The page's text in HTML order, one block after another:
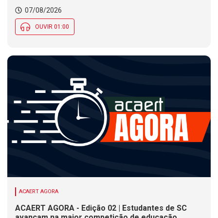
07/08/2026
OUVIR 01:00
ACAERT AGORA
ACAERT AGORA - Edição 02 | Estudantes de SC